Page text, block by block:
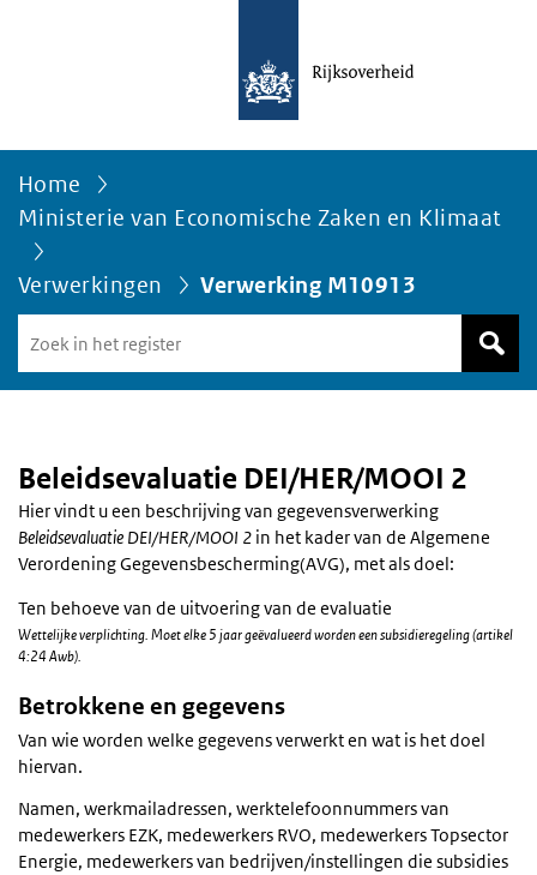
Home
Ministerie van Economische Zaken en Klimaat
Verwerkingen Verwerking M10913
in
het
Beleidsevaluatie DEI/HER/MOOI 2
Hier vindt u een beschrijving van gegevensverwerking
Beleidsevaluatie DEI/HER/MOOI 2 in het kader van de Algemene
Verordening Gegevensbescherming(AVG), met als doel:
Ten behoeve van de uitvoering van de evaluatie
Wettelijke verplichting. Moet elke 5 jaar geëvalueerd worden een subsidieregeling (artikel
4:24 Awb).
Betrokkene en gegevens
Van wie worden welke gegevens verwerkt en wat is het doel
hiervan.
Namen, werkmailadressen, werktelefoonnummers van
medewerkers EZK, medewerkers RVO, medewerkers Topsector
Energie, medewerkers van bedrijven/instellingen die subsidies